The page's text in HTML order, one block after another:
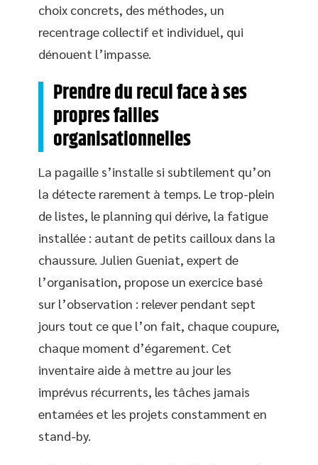
choix concrets, des méthodes, un
recentrage collectif et individuel, qui
dénouent l’impasse.
Prendre du recul face à ses
propres failles
organisationnelles
La pagaille s’installe si subtilement qu’on
la détecte rarement à temps. Le trop-plein
de listes, le planning qui dérive, la fatigue
installée : autant de petits cailloux dans la
chaussure. Julien Gueniat, expert de
l’organisation, propose un exercice basé
sur l’observation : relever pendant sept
jours tout ce que l’on fait, chaque coupure,
chaque moment d’égarement. Cet
inventaire aide à mettre au jour les
imprévus récurrents, les tâches jamais
entamées et les projets constamment en
stand-by.